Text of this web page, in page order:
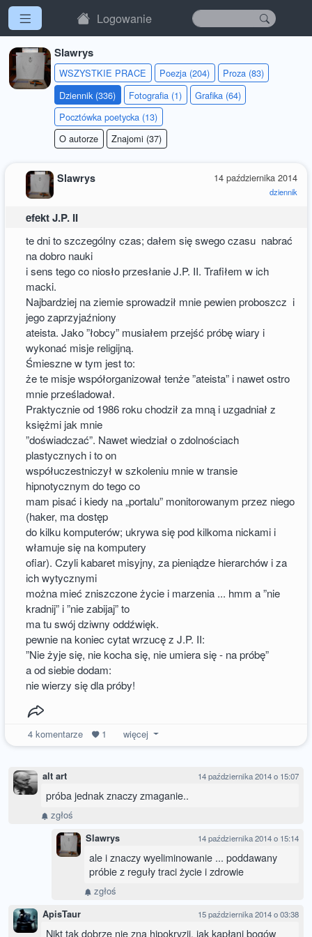
Logowanie
Slawrys
WSZYSTKIE PRACE Poezja (204)
Proza (83)
Dziennik (336)
Fotografia (1)
Grafika (64)
Pocztówka poetycka (13)
O autorze
Znajomi (37)
14 października 2014
dziennik
Slawrys
efekt J.P. II
te dni to szczególny czas; dałem się swego czasu nabrać
na dobro nauki
i sens tego co niosło przesłanie J.P. II. Trafiłem w ich
macki.
Najbardziej na ziemie sprowadził mnie pewien proboszcz i
jego zaprzyjaźniony
ateista. Jako ”łobcy” musiałem przejść próbę wiary i
wykonać misje religijną.
Śmieszne w tym jest to:
że te misje współorganizował tenże ”ateista” i nawet ostro
mnie prześladował.
Praktycznie od 1986 roku chodził za mną i uzgadniał z
księżmi jak mnie
”doświadczać”. Nawet wiedział o zdolnościach
plastycznych i to on
współuczestniczył w szkoleniu mnie w transie
hipnotycznym do tego co
mam pisać i kiedy na „portalu” monitorowanym przez niego
(haker, ma dostęp
do kilku komputerów; ukrywa się pod kilkoma nickami i
włamuje się na komputery
ofiar). Czyli kabaret misyjny, za pieniądze hierarchów i za
ich wytycznymi
można mieć zniszczone życie i marzenia ... hmm a ”nie
kradnij” i ”nie zabijaj” to
ma tu swój dziwny oddźwięk.
pewnie na koniec cytat wrzucę z J.P. II:
”Nie żyje się, nie kocha się, nie umiera się - na próbę”
a od siebie dodam:
nie wierzy się dla próby!
4komentarze 1 więcej
alt art 14 października 2014 o 15:07
próba jednak znaczy zmaganie..
zgłoś
Slawrys 14 października 2014 o 15:14
ale i znaczy wyeliminowanie ... poddawany
próbie z reguły traci życie i zdrowie
zgłoś
ApisTaur 15 października 2014 o 03:38
Nikt tak dobrze nie zna hipokryzji, jak kapłani bogów